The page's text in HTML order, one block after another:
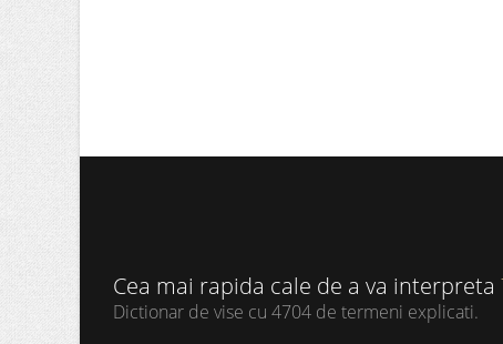
Cea mai rapida cale de a va interpreta
Dictionar de vise cu 4704 de termeni explicati.